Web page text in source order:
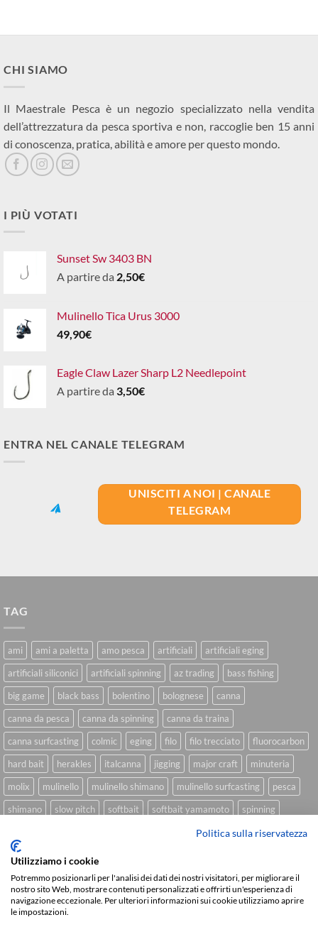
CHI SIAMO
Il Maestrale Pesca è un negozio specializzato nella vendita
dell’attrezzatura da pesca sportiva e non, raccoglie ben 15 anni
di conoscenza, pratica, abilità e amore per questo mondo.
I PIÙ VOTATI
Sunset Sw 3403 BN
A partire da 2,50€
Mulinello Tica Urus 3000
49,90€
Eagle Claw Lazer Sharp L2 Needlepoint
A partire da 3,50€
ENTRA NEL CANALE TELEGRAM
UNISCITI A NOI | CANALE
TELEGRAM
TAG
ami ami a paletta amo pesca artificiali
artificiali eging
artificiali siliconici
artificiali spinning az trading
bass fishing
big game
black bass bolentino bolognese
canna
canna da pesca
canna da spinning
canna da traina
canna surfcasting
colmic eging filo filo trecciato
fluorocarbon
hard bait
herakles italcanna jigging major craft
minuteria
molix
mulinello mulinello shimano mulinello surfcasting
pesca
shimano
slow pitch softbait softbait yamamoto
spinning
trecciato trolling tubertini
Sviluppato daWe Blink Design
Politica sulla riservatezza
Utilizziamo i cookie
Potremmo posizionarli per l'analisi dei dati dei nostri visitatori, per migliorare il
nostro sito Web, mostrare contenuti personalizzati e offrirti un'esperienza di
navigazione eccezionale. Per ulteriori informazioni sui cookie utilizziamo aprire
le impostazioni.